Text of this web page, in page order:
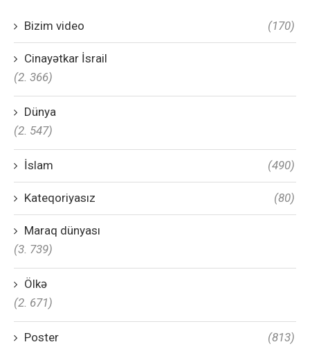
Bizim video (170)
Cinayətkar İsrail
(2. 366)
Dünya
(2. 547)
İslam (490)
Kateqoriyasız (80)
Maraq dünyası
(3. 739)
Ölkə
(2. 671)
Poster (813)